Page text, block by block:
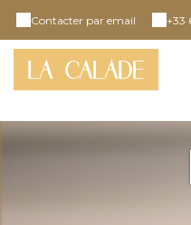
Contacter par email +33